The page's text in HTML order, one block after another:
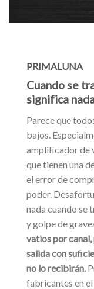
PRIMALUNA
Cuando se
significa
Parece que
bajos.
amplificador de
que tienen una
el error de
poder.
nada cuando se
y golpe de
vatios por
salida con
no lo recibirán.
fabricantes en